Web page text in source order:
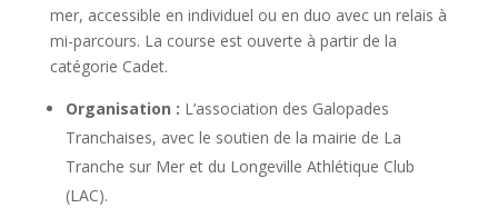
mer, accessible en individuel ou en duo avec un relais à
mi-parcours. La course est ouverte à partir de la
catégorie Cadet.
Organisation : L’association des Galopades
Tranchaises, avec le soutien de la mairie de La
Tranche sur Mer et du Longeville Athlétique Club
(LAC).